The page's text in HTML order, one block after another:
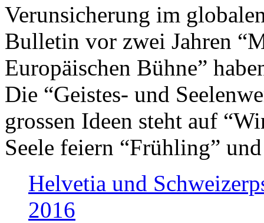
Verunsicherung im
Bulletin vor zwei Jahren
Europäischen Bühne”
Die “Geistes- und
grossen Ideen steht auf
Seele feiern “Frühling”
Helvetia und
2016